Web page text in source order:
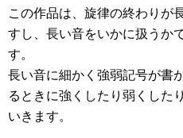
この作品は、旋律の終わりが
すし、長い音をいかに扱うか
す。
長い音に細かく強弱記号が書
るときに強くしたり弱くした
いきます。